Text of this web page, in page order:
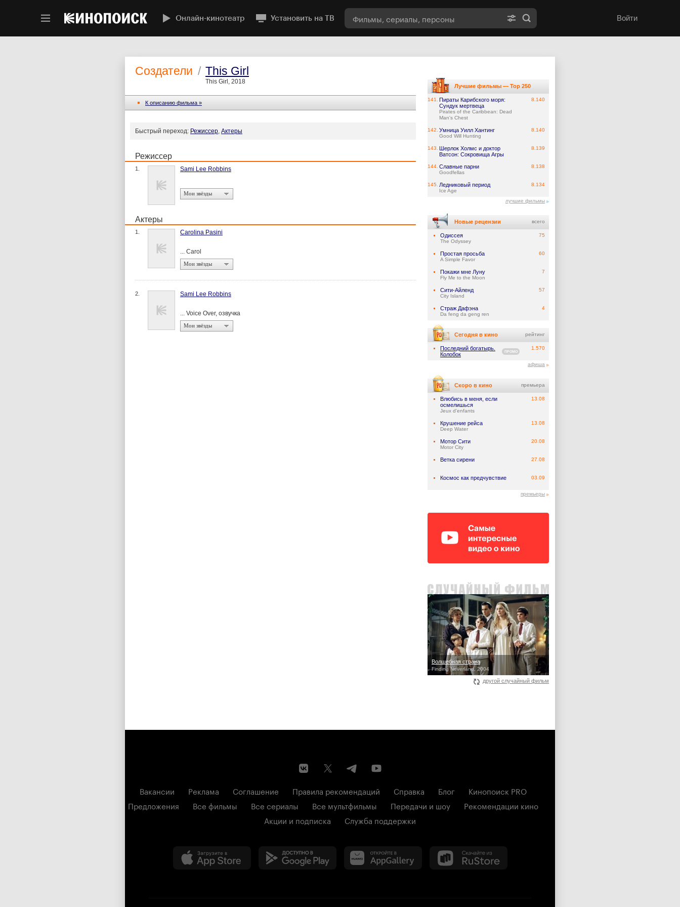
Онлайн-кинотеатр Установить на ТВ Войти
Создатели / This Girl
This Girl, 2018
К описанию фильма »
Быстрый переход: Режиссер, Актеры
Режиссер
1. Sami Lee Robbins
Мои звёзды
Актеры
1. Carolina Pasini
... Carol
Мои звёзды
2. Sami Lee Robbins
... Voice Over, озвучка
Мои звёзды
Лучшие фильмы — Top 250
141.
Пираты Карибского моря:
Сундук мертвеца
Pirates of the Caribbean: Dead
Man's Chest
8.140
142. Умница Уилл Хантинг
Good Will Hunting
8.140
143.
Шерлок Холмс и доктор
Ватсон: Сокровища Агры
8.139
144. Славные парни
Goodfellas
8.138
145. Ледниковый период
Ice Age
8.134
лучшие фильмы
Новые рецензии всего
Одиссея
The Odyssey
75
Простая просьба
A Simple Favor
60
Покажи мне Луну
Fly Me to the Moon
7
Сити-Айленд
City Island
57
Страж Дафэна
Da feng da geng ren
4
Сегодня в кино рейтинг
Последний богатырь.
Колобок
ПРОМО
1.570
афиша
Скоро в кино премьера
Влюбись в меня, если
осмелишься
Jeux d'enfants
13.08
Крушение рейса
Deep Water
13.08
Мотор Сити
Motor City
20.08
Ветка сирени 27.08
Космос как предчувствие 03.09
премьеры
Волшебная страна
Finding Neverland, 2004
другой случайный фильм
Вакансии Реклама Соглашение Правила рекомендаций Справка Блог
Кинопоиск PRO
Предложения
Все фильмы Все сериалы Все мультфильмы Передачи и шоу
Рекомендации кино
Акции и подписка
Служба поддержки